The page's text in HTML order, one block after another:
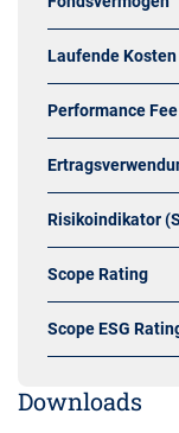
Laufende Kosten
Performance Fee
Risikoindikator
Scope Rating
Scope ESG
Downloads